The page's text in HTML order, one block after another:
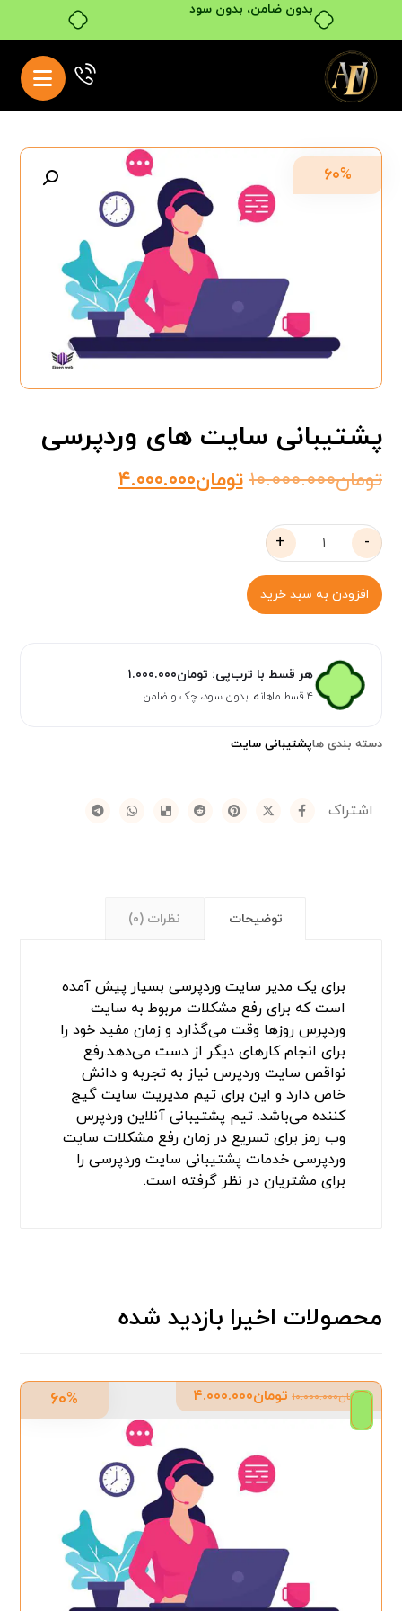
بدون ضامن، بدون سود
۶۰%
پشتیبانی سایت های وردپرسی
تومان۱۰.۰۰۰.۰۰۰ تومان۴.۰۰۰.۰۰۰
-
+
افزودن به سبد خرید
هر قسط با ترب‌پی: تومان۱.۰۰۰.۰۰۰
۴ قسط ماهانه. بدون سود، چک و ضامن.
دسته بندی هاپشتیبانی سایت
توضیحات نظرات (۰)
برای یک مدیر سایت وردپرسی بسیار پیش آمده
است که برای رفع مشکلات مربوط به سایت
وردپرس روزها وقت می‌گذارد و زمان مفید خود را
برای انجام کارهای دیگر از دست می‌دهد.رفع
نواقص سایت وردپرس نیاز به تجربه و دانش
خاص دارد و این برای تیم مدیریت سایت گیج
کننده می‌باشد. تیم پشتیبانی آنلاین وردپرس
وب رمز برای تسریع در زمان رفع مشکلات سایت
وردپرسی خدمات پشتیبانی سایت وردپرسی را
برای مشتریان در نظر گرفته است.
محصولات اخیرا بازدید شده
تومان۱۰.۰۰۰.۰۰۰ تومان۴.۰۰۰.۰۰۰ ۶۰%